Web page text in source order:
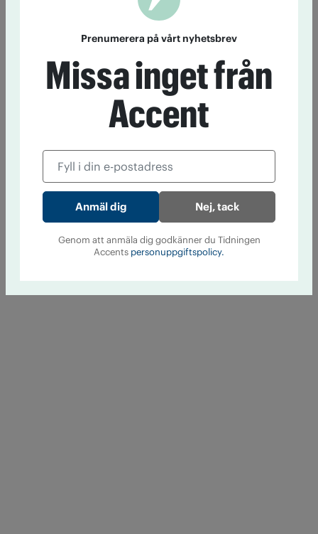
Prenumerera på vårt nyhetsbrev
Missa inget från
Accent
Nej, tack
Genom att anmäla dig godkänner du Tidningen
Accents personuppgiftspolicy.